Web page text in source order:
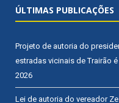
ÚLTIMAS PUBLICAÇÕES
Projeto de autoria do
estradas vicinais de Trairão
2026
Lei de autoria do vereador